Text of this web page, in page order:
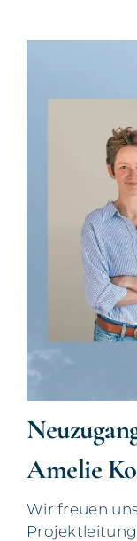
Amelie
Wir freuen
Projektleitung